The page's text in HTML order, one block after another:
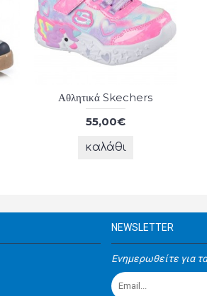
Αθλητικά Skechers
55,00€
καλάθι
NEWSLETTER
Ενημερωθείτε για